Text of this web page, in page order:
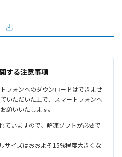
する注意事項
フォンへのダウンロードはできませ
いただいた上で、スマートフォンへ
願いいたします。
ていますので、解凍ソフトが必要で
サイズはおおよそ15%程度大きくな